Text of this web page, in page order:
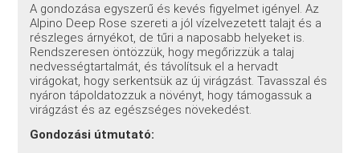
A gondozása egyszerű és kevés figyelmet igényel. Az
Alpino Deep Rose szereti a jól vízelvezetett talajt és a
részleges árnyékot, de tűri a naposabb helyeket is.
Rendszeresen öntözzük, hogy megőrizzük a talaj
nedvességtartalmát, és távolítsuk el a hervadt
virágokat, hogy serkentsük az új virágzást. Tavasszal és
nyáron tápoldatozzuk a növényt, hogy támogassuk a
virágzást és az egészséges növekedést.
Gondozási útmutató: